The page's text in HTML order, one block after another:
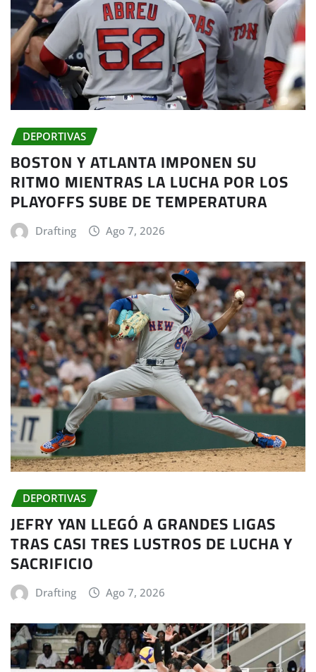
DEPORTIVAS
BOSTON Y ATLANTA IMPONEN SU
RITMO MIENTRAS LA LUCHA POR LOS
PLAYOFFS SUBE DE TEMPERATURA
Drafting Ago 7, 2026
DEPORTIVAS
JEFRY YAN LLEGÓ A GRANDES LIGAS
TRAS CASI TRES LUSTROS DE LUCHA Y
SACRIFICIO
Drafting Ago 7, 2026